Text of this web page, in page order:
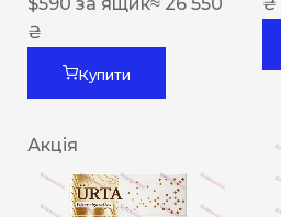
$590 за ящик≈ 26 550
₴
Купити
₴
Акція